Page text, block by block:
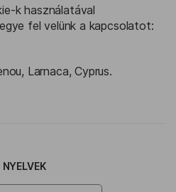
k használatával
fel velünk a kapcsolatot:
Larnaca, Cyprus.
NYELVEK